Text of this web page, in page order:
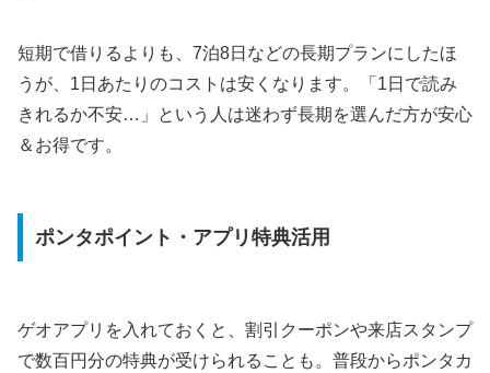
短期で借りるよりも、7泊8日などの長期プランにしたほ
うが、1日あたりのコストは安くなります。「1日で読み
きれるか不安…」という人は迷わず長期を選んだ方が安心
＆お得です。
ポンタポイント・アプリ特典活用
ゲオアプリを入れておくと、割引クーポンや来店スタンプ
で数百円分の特典が受けられることも。普段からポンタカ